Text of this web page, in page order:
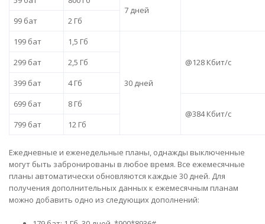
7 дней
99 бат
2 Гб
199 бат
1,5 Гб
30 дней
@128 Кбит/с
299 бат
2,5 Гб
399 бат
4 Гб
699 бат
8 Гб
@384 Кбит/с
799 бат
12 Гб
Ежедневные и еженедельные планы, однажды выключенные
могут быть забронированы в любое время. Все ежемесячные
планы автоматически обновляются каждые 30 дней. Для
получения дополнительных данных к ежемесячным планам
можно добавить одно из следующих дополнений: